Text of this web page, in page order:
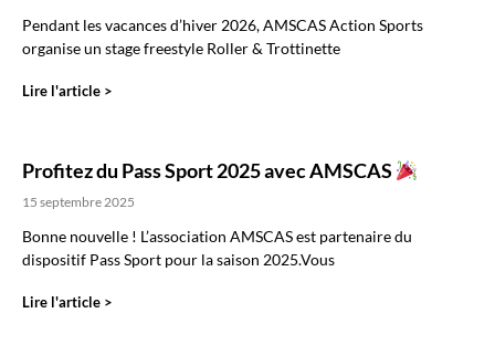
Pendant les vacances d’hiver 2026, AMSCAS Action Sports
organise un stage freestyle Roller & Trottinette
Lire l'article >
Profitez du Pass Sport 2025 avec AMSCAS
15 septembre 2025
Bonne nouvelle ! L’association AMSCAS est partenaire du
dispositif Pass Sport pour la saison 2025.Vous
Lire l'article >